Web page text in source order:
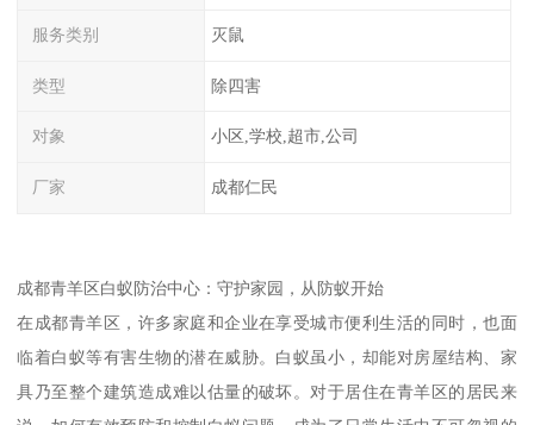
服务类别 灭鼠
类型 除四害
对象 小区,学校,超市,公司
厂家 成都仁民
成都青羊区白蚁防治中心：守护家园，从防蚁开始
在成都青羊区，许多家庭和企业在享受城市便利生活的同时，也面
临着白蚁等有害生物的潜在威胁。白蚁虽小，却能对房屋结构、家
具乃至整个建筑造成难以估量的破坏。对于居住在青羊区的居民来